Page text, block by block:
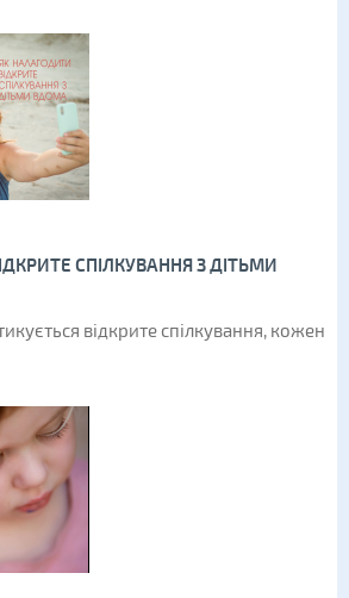
СПІЛКУВАННЯ З ДІТЬМИ
відкрите спілкування, кожен